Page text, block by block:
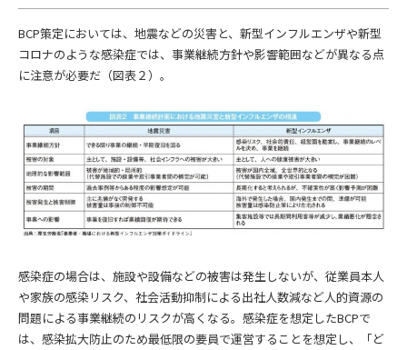
BCP策定においては、地震などの災害と、新型インフルエンザや新型
コロナのような感染症では、事業継続方針や影響範囲などが異なる点
に注意が必要だ（図表２）。
感染症の場合は、施設や設備などの被害は発生しないが、従業員本人
や家族の感染リスク、社会活動抑制による出社人数減など人的資源の
問題による事業継続のリスクが高くなる。感染症を想定したBCPで
は、感染拡大防止のため最低限の要員で運営することを想定し、「ど